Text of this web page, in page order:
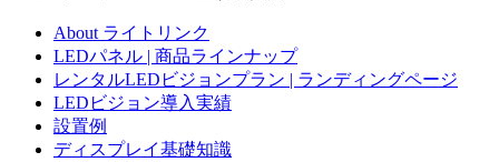
About ライトリンク
LEDパネル | 商品ラインナップ
レンタルLEDビジョンプラン | ランディングページ
LEDビジョン導入実績
設置例
ディスプレイ基礎知識